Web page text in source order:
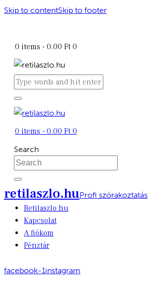
Skip to contentSkip to footer
0 items - 0.00 Ft 0
0 items - 0.00 Ft 0
Search
retilaszlo.huProfi szórakoztatás
Retilaszlo.hu
Kapcsolat
A fiókom
Pénztár
facebook-1instagram